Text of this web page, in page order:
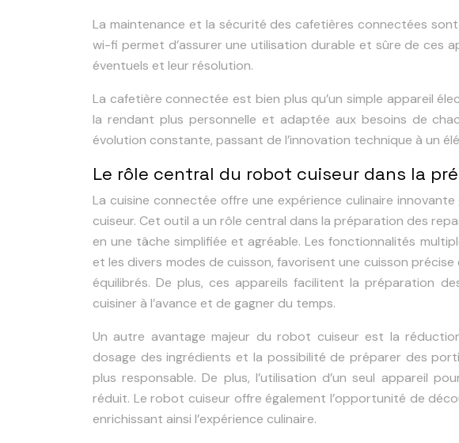
La maintenance et la sécurité des cafetières connectées
wi-fi permet d’assurer une utilisation durable et sûre de ces
éventuels et leur résolution.
La cafetière connectée est bien plus qu’un simple appareil
la rendant plus personnelle et adaptée aux besoins de
évolution constante, passant de l’innovation technique à un
Le rôle central du robot cuiseur dans la
La cuisine connectée offre une expérience culinaire
cuiseur. Cet outil a un rôle central dans la préparation des
en une tâche simplifiée et agréable. Les fonctionnalités
et les divers modes de cuisson, favorisent une cuisson
équilibrés. De plus, ces appareils facilitent la préparation
cuisiner à l’avance et de gagner du temps.
Un autre avantage majeur du robot cuiseur est la
dosage des ingrédients et la possibilité de préparer des
plus responsable. De plus, l’utilisation d’un seul appareil
réduit. Le robot cuiseur offre également l’opportunité de
enrichissant ainsi l’expérience culinaire.